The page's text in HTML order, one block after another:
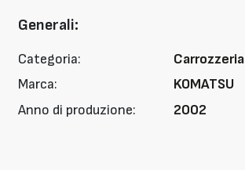
Generali:
Categoria: Carrozzeria
Marca:
KOMATSU
Anno di produzione:
2002